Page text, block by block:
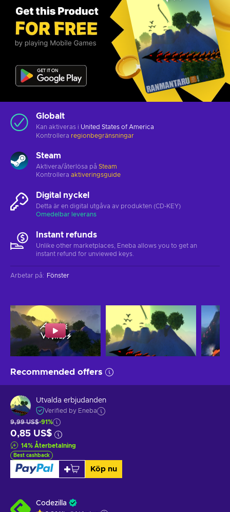
Globalt
Kan aktiveras i United States of America
Kontrollera regionbegränsningar
Steam
Aktivera/återlösa på Steam
Kontrollera aktiveringsguide
Digital nyckel
Detta är en digital utgåva av produkten (CD-KEY)
Omedelbar leverans
Instant refunds
Unlike other marketplaces, Eneba allows you to get an
instant refund for unviewed keys.
Arbetar på: Fönster
Recommended offers
Utvalda erbjudanden
Verified by Eneba
9,99 US$-91%
0,85 US$
14% Återbetalning
Best cashback
Köp nu
Codezilla